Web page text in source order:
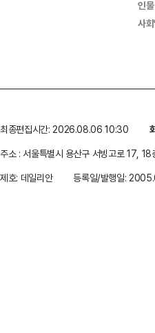
인물
사
최종편집시간: 2026.08.06 10:30
주소 : 서울특별시 용산구 서빙고로 17,
제호: 데일리안
등록일/발행일: